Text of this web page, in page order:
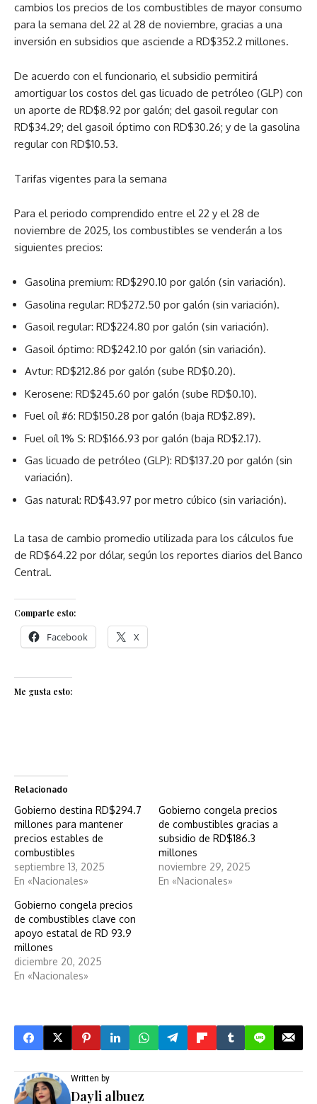
cambios los precios de los combustibles de mayor consumo
para la semana del 22 al 28 de noviembre, gracias a una
inversión en subsidios que asciende a RD$352.2 millones.
De acuerdo con el funcionario, el subsidio permitirá
amortiguar los costos del gas licuado de petróleo (GLP) con
un aporte de RD$8.92 por galón; del gasoil regular con
RD$34.29; del gasoil óptimo con RD$30.26; y de la gasolina
regular con RD$10.53.
Tarifas vigentes para la semana
Para el periodo comprendido entre el 22 y el 28 de
noviembre de 2025, los combustibles se venderán a los
siguientes precios:
Gasolina premium: RD$290.10 por galón (sin variación).
Gasolina regular: RD$272.50 por galón (sin variación).
Gasoil regular: RD$224.80 por galón (sin variación).
Gasoil óptimo: RD$242.10 por galón (sin variación).
Avtur: RD$212.86 por galón (sube RD$0.20).
Kerosene: RD$245.60 por galón (sube RD$0.10).
Fuel oíl #6: RD$150.28 por galón (baja RD$2.89).
Fuel oíl 1% S: RD$166.93 por galón (baja RD$2.17).
Gas licuado de petróleo (GLP): RD$137.20 por galón (sin
variación).
Gas natural: RD$43.97 por metro cúbico (sin variación).
La tasa de cambio promedio utilizada para los cálculos fue
de RD$64.22 por dólar, según los reportes diarios del Banco
Central.
Comparte esto:
Facebook X
Me gusta esto:
Relacionado
Gobierno destina RD$294.7
millones para mantener
precios estables de
combustibles
septiembre 13, 2025
En «Nacionales»
Gobierno congela precios
de combustibles gracias a
subsidio de RD$186.3
millones
noviembre 29, 2025
En «Nacionales»
Gobierno congela precios
de combustibles clave con
apoyo estatal de RD 93.9
millones
diciembre 20, 2025
En «Nacionales»
Written by
Dayli albuez